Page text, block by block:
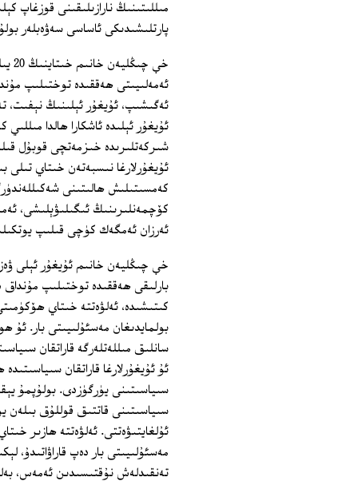
پارتلىشىدىكى ئاساسى سەۋەبلەر
ئەگىشىپ، ئۇيغۇر ئېلىنىڭ نېفىت،
ئۇيغۇر ئېلىدە ئاشكارا ھالدا
شىركەتلىرىدە خىزمەتچى قوبۇل
ئۇيغۇرلارغا نىسبەتەن خىتاي تىلى
كەمسىتىلىش ھالىتىنى
كۆچمەنلىرىنىڭ ئىگىلىۋېلىشى،
ئەرزان ئەمگەك كۈچى قىلىپ
خې چىڭليەن خانىم ئۇيغۇر ئېلى
بارلىقى ھەققىدە توختىلىپ
كىتىشىدە، ئەلۋەتتە خىتاي
سانلىق مىللەتلەرگە قاراتقان
ئۇ ئۇيغۇرلارغا قاراتقان
سىياسىتىنى يۈرگۈزدى. بولۇپمۇ
سىياسىتىنى قاتتىق قوللۇق بىلەن
مەسئۇلىيىتى بار دەپ قاراۋاتىدۇ،